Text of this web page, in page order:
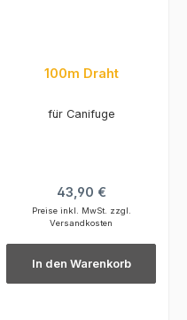
100m Draht
für Canifuge
Regulärer Preis:
43,90 €
Preise inkl. MwSt. zzgl.
Versandkosten
In den Warenkorb